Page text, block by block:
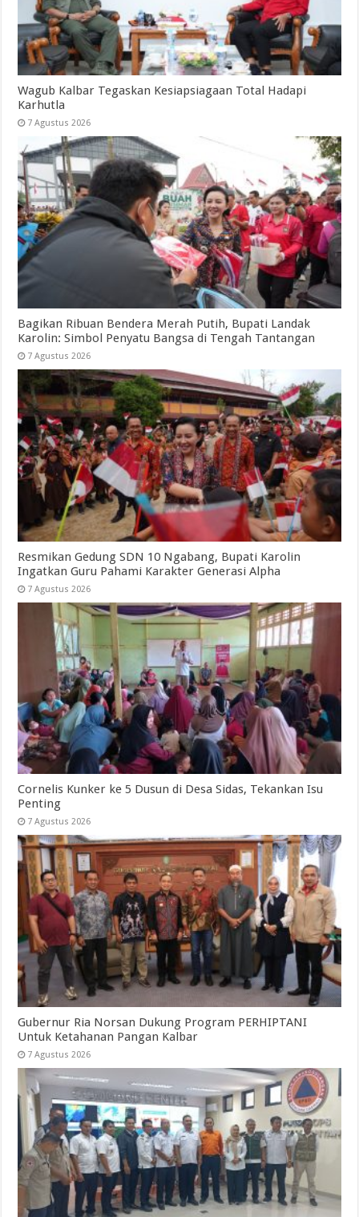
Wagub Kalbar Tegaskan Kesiapsiagaan Total Hadapi
Karhutla
7 Agustus 2026
Bagikan Ribuan Bendera Merah Putih, Bupati Landak
Karolin: Simbol Penyatu Bangsa di Tengah Tantangan
7 Agustus 2026
Resmikan Gedung SDN 10 Ngabang, Bupati Karolin
Ingatkan Guru Pahami Karakter Generasi Alpha
7 Agustus 2026
Cornelis Kunker ke 5 Dusun di Desa Sidas, Tekankan Isu
Penting
7 Agustus 2026
Gubernur Ria Norsan Dukung Program PERHIPTANI
Untuk Ketahanan Pangan Kalbar
7 Agustus 2026